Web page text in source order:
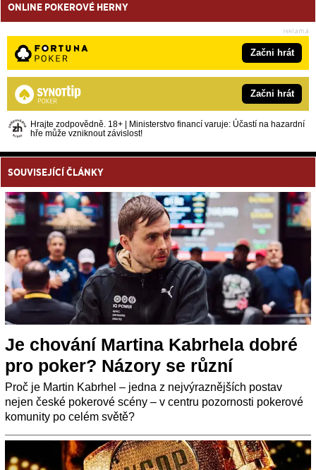
ONLINE POKEROVÉ HERNY
Začni hrát
Začni hrát
Hrajte zodpovědně. 18+ | Ministerstvo financí varuje: Účastí na hazardní
hře může vzniknout závislost!
SOUVISEJÍCÍ ČLÁNKY
Je chování Martina Kabrhela dobré
pro poker? Názory se různí
Proč je Martin Kabrhel – jedna z nejvýraznějších postav
nejen české pokerové scény – v centru pozornosti pokerové
komunity po celém světě?